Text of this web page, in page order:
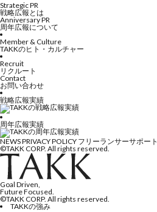
Strategic PR
戦略広報とは
Anniversary PR
周年広報について
Member & Culture
TAKKのヒト・カルチャー
Recruit
リクルート
Contact
お問い合わせ
戦略広報実績
周年広報実績
NEWSPRIVACY POLICY フリーランサーサポート
©TAKK CORP. All rights reserved.
Goal Driven,
Future Focused.
©TAKK CORP. All rights reserved.
TAKKの強み